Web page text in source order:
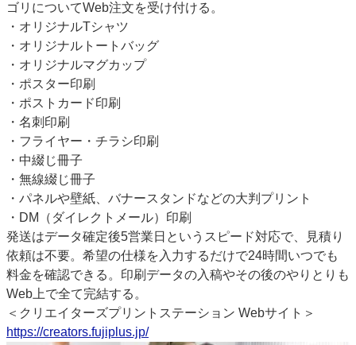
ゴリについてWeb注文を受け付ける。
・オリジナルTシャツ
・オリジナルトートバッグ
・オリジナルマグカップ
・ポスター印刷
・ポストカード印刷
・名刺印刷
・フライヤー・チラシ印刷
・中綴じ冊子
・無線綴じ冊子
・パネルや壁紙、バナースタンドなどの大判プリント
・DM（ダイレクトメール）印刷
発送はデータ確定後5営業日というスピード対応で、見積り
依頼は不要。希望の仕様を入力するだけで24時間いつでも
料金を確認できる。印刷データの入稿やその後のやりとりも
Web上で全て完結する。
＜クリエイターズプリントステーション Webサイト＞
https://creators.fujiplus.jp/